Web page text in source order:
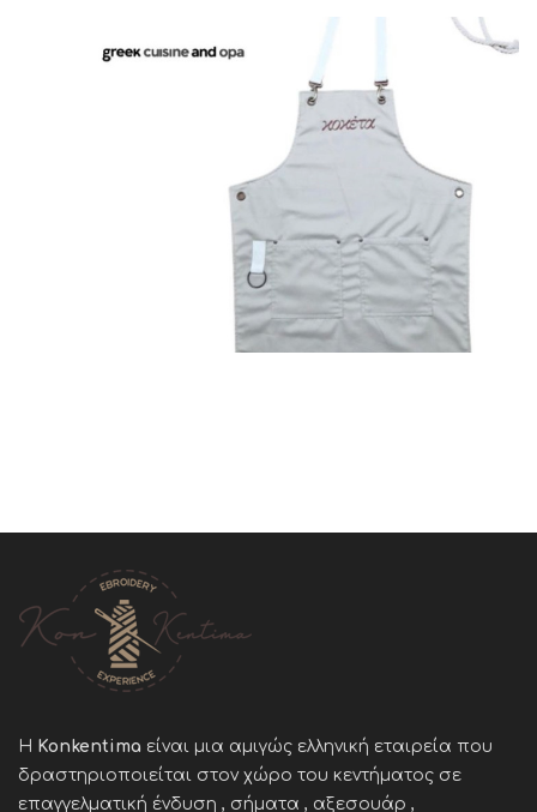
Ποδιές
Η Konkentima είναι μια αμιγώς ελληνική εταιρεία που
δραστηριοποιείται στον χώρο του κεντήματος σε
επαγγελματική ένδυση , σήματα , αξεσουάρ ,